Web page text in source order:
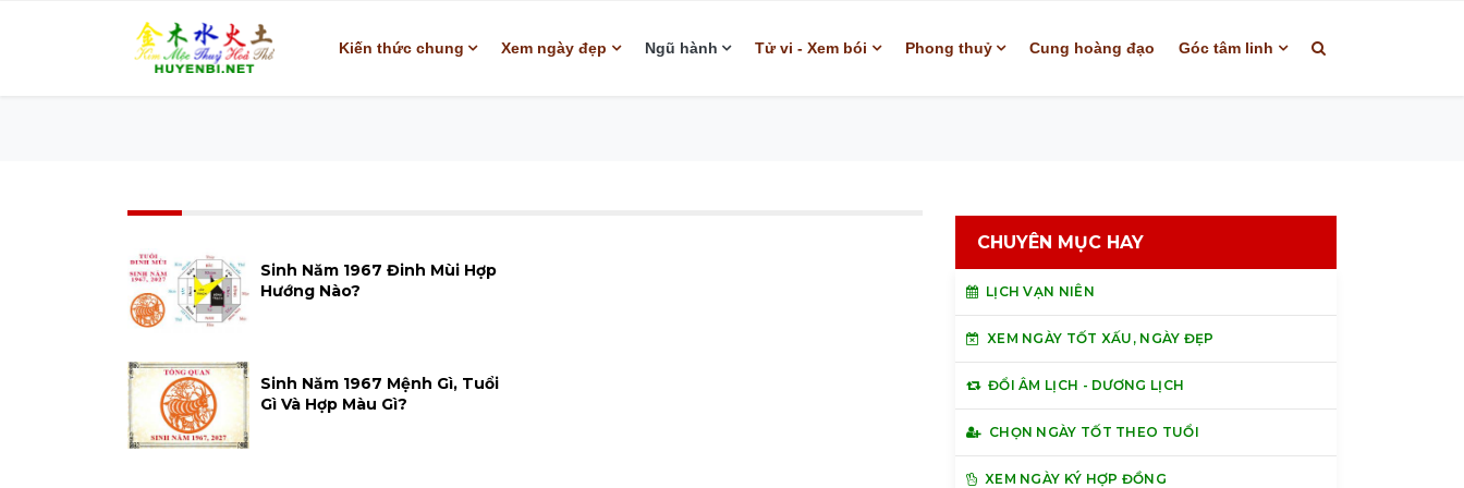
Kiến thức chung Xem ngày đẹp Ngũ hành Tử vi - Xem bói Phong thuỷ Cung hoàng đạo Góc tâm linh
Sinh Năm 1967 Đinh Mùi Hợp
Hướng Nào?
Sinh Năm 1967 Mệnh Gì, Tuổi
Gì Và Hợp Màu Gì?
CHUYÊN MỤC HAY
LỊCH VẠN NIÊN
XEM NGÀY TỐT XẤU, NGÀY ĐẸP
ĐỔI ÂM LỊCH - DƯƠNG LỊCH
CHỌN NGÀY TỐT THEO TUỔI
XEM NGÀY KÝ HỢP ĐỒNG